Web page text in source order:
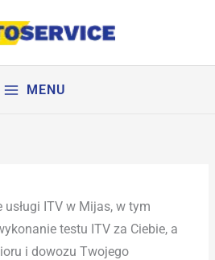
MENU
ITV w Mijas, w tym
testu ITV za Ciebie, a
i dowozu Twojego